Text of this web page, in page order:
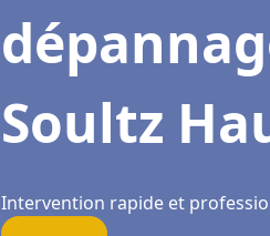
Soultz
Intervention rapide et